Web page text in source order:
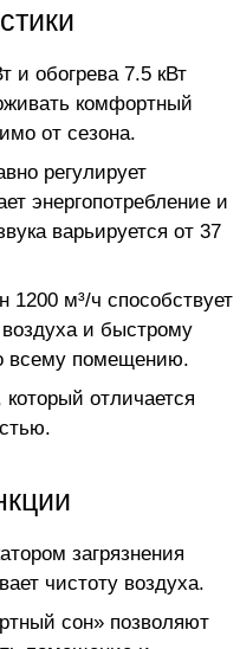
и обогрева 7.5 кВт
комфортный
от сезона.
регулирует
энергопотребление и
варьируется от 37
м³/ч способствует
и быстрому
всему помещению.
который отличается
загрязнения
чистоту воздуха.
сон» позволяют